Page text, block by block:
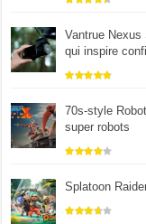
Vantrue Nexus
qui inspire
70s-style
super robots
Splatoon